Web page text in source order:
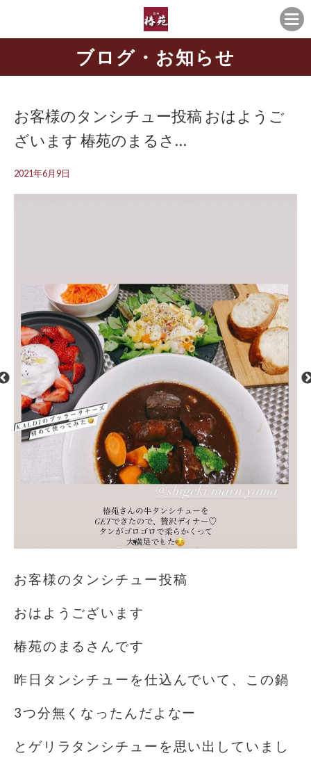
ブログ・お知らせ
お客様のタンシチュー投稿 おはようご
ざいます️ 椿苑のまるさ…
2021年6月9日
お客様のタンシチュー投稿
おはようございます️
椿苑のまるさんです
昨日タンシチューを仕込んでいて、この鍋
3つ分無くなったんだよなー️
とゲリラタンシチューを思い出していまし